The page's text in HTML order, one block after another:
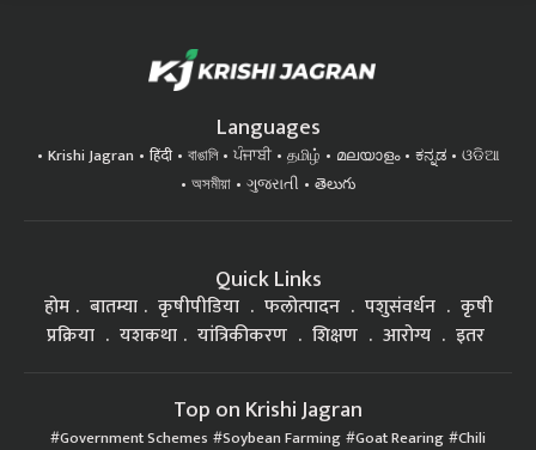
বাঙালি ਪੰਜਾਬੀ தமிழ்
অসমীয়া
ગુજરાતી తెలుగు
कृषीपीडिया फलोत्पादन
प्रक्रिया
यशकथा यांत्रिकीकरण शिक्षण आरोग्य इतर
Government Schemes Soybean Farming Goat Rearing
Farming कृषी प्रक्रिया Orchard planting / फळबाग लागवड Health मानवी